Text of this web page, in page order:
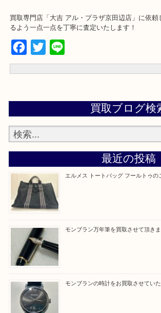
買取専門店「大吉 アル・プラザ京田辺店」に
るよう一点一点を丁寧に査定いたします！
Facebook
Twitter